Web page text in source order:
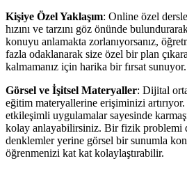
Kişiye Özel Yaklaşım: Online özel
hızını ve tarzını göz önünde
konuyu anlamakta zorlanıyorsanız,
fazla odaklanarak size özel bir plan
kalmamanız için harika bir fırsat sunuyor.
Görsel ve İşitsel Materyaller: Dijital
eğitim materyallerine erişiminizi
etkileşimli uygulamalar sayesinde
kolay anlayabilirsiniz. Bir fizik problemi
denklemler yerine görsel bir sunumla
öğrenmenizi kat kat kolaylaştırabilir.